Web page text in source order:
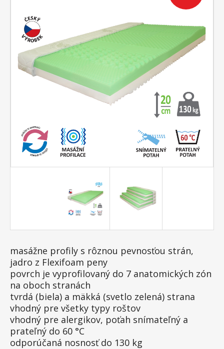
masážne profily s rôznou pevnosťou strán,
jadro z Flexifoam peny
povrch je vyprofilovaný do 7 anatomických zón
na oboch stranách
tvrdá (biela) a mäkká (svetlo zelená) strana
vhodný pre všetky typy roštov
vhodný pre alergikov, poťah snímateľný a
prateľný do 60 °C
odporúčaná nosnosť do 130 kg